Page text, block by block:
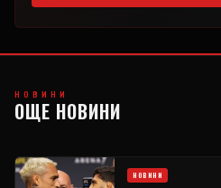
НОВИНИ
ОЩЕ НОВИНИ
НОВИНИ